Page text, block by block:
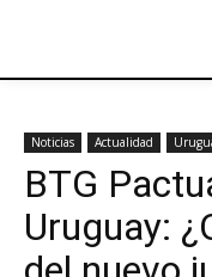
Noticias Actualidad
BTG
Uruguay: